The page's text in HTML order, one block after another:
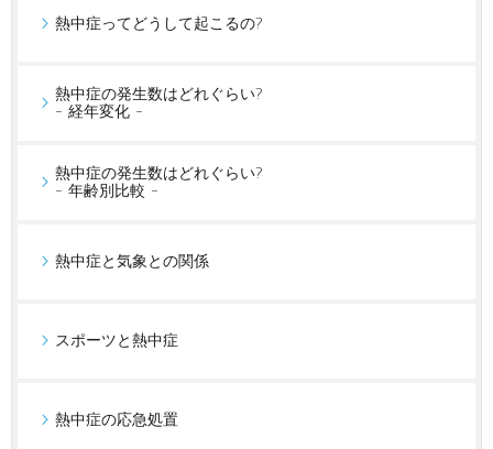
熱中症ってどうして起こるの?
熱中症の発生数はどれぐらい?
- 経年変化 -
熱中症の発生数はどれぐらい?
- 年齢別比較 -
熱中症と気象との関係
スポーツと熱中症
熱中症の応急処置